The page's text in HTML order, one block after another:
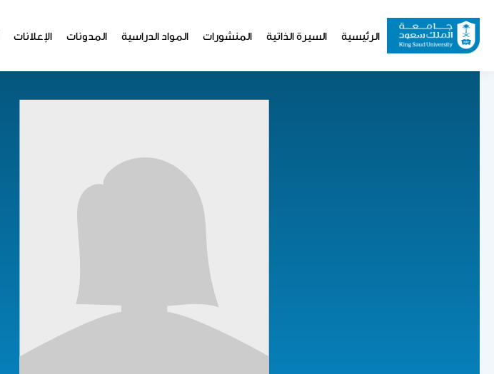
المحتوى
الرئيسي
Website
الرئيسية السيرة الذاتية المنشورات المواد الدراسية المدونات الإعلانات